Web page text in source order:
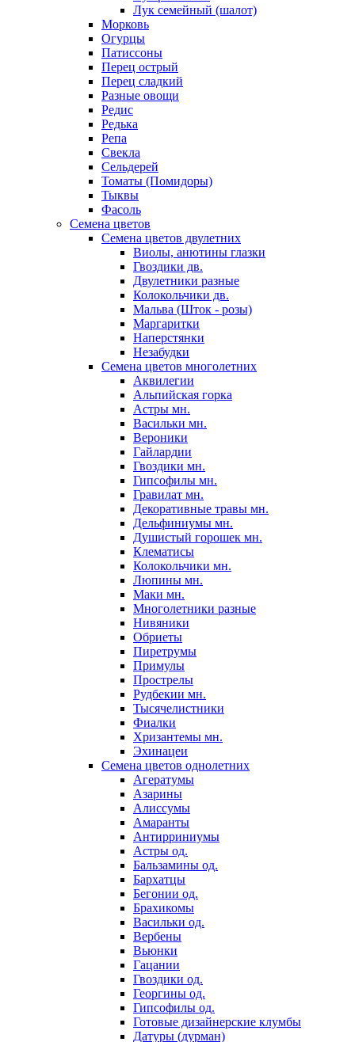
Лук семейный (шалот)
Морковь
Огурцы
Патиссоны
Перец острый
Перец сладкий
Разные овощи
Редис
Редька
Репа
Свекла
Сельдерей
Томаты (Помидоры)
Тыквы
Фасоль
Семена цветов
Семена цветов двулетних
Виолы, анютины глазки
Гвоздики дв.
Двулетники разные
Колокольчики дв.
Мальва (Шток - розы)
Маргаритки
Наперстянки
Незабудки
Семена цветов многолетних
Аквилегии
Альпийская горка
Астры мн.
Васильки мн.
Вероники
Гайлардии
Гвоздики мн.
Гипсофилы мн.
Гравилат мн.
Декоративные травы мн.
Дельфиниумы мн.
Душистый горошек мн.
Клематисы
Колокольчики мн.
Люпины мн.
Маки мн.
Многолетники разные
Нивяники
Обриеты
Пиретрумы
Примулы
Прострелы
Рудбекии мн.
Тысячелистники
Фиалки
Хризантемы мн.
Эхинацеи
Семена цветов однолетних
Агератумы
Азарины
Алиссумы
Амаранты
Антирриниумы
Астры од.
Бальзамины од.
Бархатцы
Бегонии од.
Брахикомы
Васильки од.
Вербены
Вьюнки
Гацании
Гвоздики од.
Георгины од.
Гипсофилы од.
Готовые дизайнерские клумбы
Датуры (дурман)